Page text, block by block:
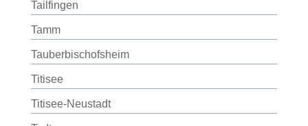
Tailfingen
Tamm
Tauberbischofsheim
Titisee
Titisee-Neustadt